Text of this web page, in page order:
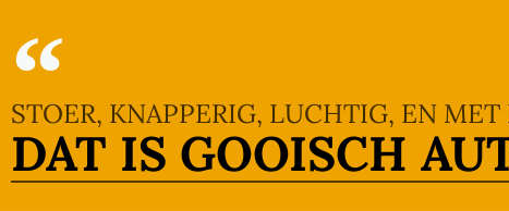
STOER, KNAPPERIG, LUCHTIG, EN
DAT IS GOOISCH